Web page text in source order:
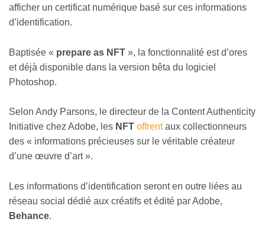
afficher un certificat numérique basé sur ces informations
d’identification.
Baptisée « prepare as NFT », la fonctionnalité est d’ores
et déjà disponible dans la version bêta du logiciel
Photoshop.
Selon Andy Parsons, le directeur de la Content Authenticity
Initiative chez Adobe, les NFT offrentaux collectionneurs
des « informations précieuses sur le véritable créateur
d’une œuvre d’art ».
Les informations d’identification seront en outre liées au
réseau social dédié aux créatifs et édité par Adobe,
Behance.